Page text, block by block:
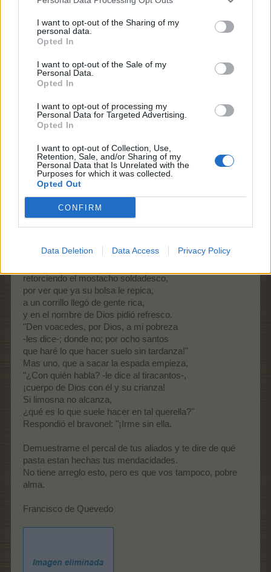
I want to opt-out of the Sharing of my
personal data.
Opted In
I want to opt-out of the Sale of my
Personal Data.
Opted In
I want to opt-out of processing my
Personal Data for Targeted Advertising.
Opted In
I want to opt-out of Collection, Use,
Retention, Sale, and/or Sharing of my
Personal Data that Is Unrelated with the
Purposes for which it was collected.
Opted Out
CONFIRM
Data Deletion Data Access Privacy Policy
2 Octubre 2014
Robinsonn
Conde del foro
UN VALENTÓN
Un valentón de espátula y gregüesco,
cansado del oficio de la pica,
retorciendo el mostacho soldadesco,
por ver que ya su bolsa le repica,
a un corrillo llegó de gente rica,
y en el nombre de Dios pidió refresco.
"Den voacedes, por Dios, a mi pobreza
-les dice-; donde no; por ocho santos
que haré lo que hacer suelo sin tardanza!"
Mas uno, que a sacar la espada empieza,
"¿Con quién habla? -le dice al tiracantos-,
¡cuerpo de Dios con él y su crianza!
Si limosna no alcanza,
¿qué es lo que suele hacer en tal querella?"
Respondió el bravonel: "¡Irme sin ella.
Demuestrame el percal de tus aliados y te dire de qué
pasta estan hechas tus mendacidades.
No tiene arreglo esto, pero es que vos tampoco, pobre
alma.
Francisco de Quevedo